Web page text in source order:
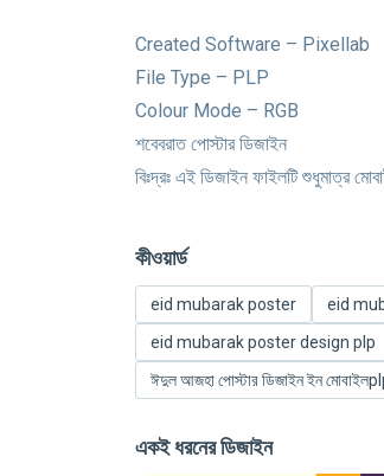
Created Software – Pixellab
File Type – PLP
Colour Mode – RGB
শবেবরাত পোস্টার ডিজাইন
বিঃদ্রঃ এই ডিজাইন ফাইলটি শুধুমাত্র
কীওয়ার্ড
eid mubarak poster eid
eid mubarak poster design plp
ঈদুল আজহা পোস্টার ডিজাইন ইন
একই ধরনের ডিজাইন